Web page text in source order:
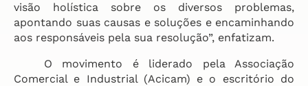
visão holística sobre os diversos problemas,
apontando suas causas e soluções e encaminhando
aos responsáveis pela sua resolução”, enfatizam.
O movimento é liderado pela Associação
Comercial e Industrial (Acicam) e o escritório do